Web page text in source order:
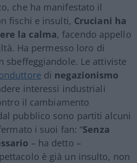
che ha manifestato il
fischi e insulti, Cruciani ha
la calma, facendo appello
Ha permesso loro di
sbeffeggiandole. Le attiviste
di negazionismo
interessi industriali
il cambiamento
pubblico sono partiti alcuni
i suoi fan: “Senza
– ha detto –
è già un insulto, non